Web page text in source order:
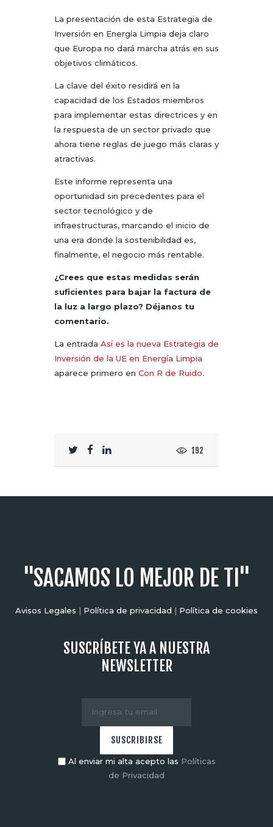
La presentación de esta Estrategia de
Inversión en Energía Limpia deja claro
que Europa no dará marcha atrás en sus
objetivos climáticos.
La clave del éxito residirá en la
capacidad de los Estados miembros
para implementar estas directrices y en
la respuesta de un sector privado que
ahora tiene reglas de juego más claras y
atractivas.
Este informe representa una
oportunidad sin precedentes para el
sector tecnológico y de
infraestructuras, marcando el inicio de
una era donde la sostenibilidad es,
finalmente, el negocio más rentable.
¿Crees que estas medidas serán
suficientes para bajar la factura de
la luz a largo plazo? Déjanos tu
comentario.
La entrada Así es la nueva Estrategia de
Inversión de la UE en Energía Limpia
aparece primero en Con R de Ruido.
192
"SACAMOS LO MEJOR DE TI"
Avisos Legales | Política de privacidad | Política de cookies
SUSCRÍBETE YA A NUESTRA
NEWSLETTER
Al enviar mi alta acepto las Políticas
de Privacidad